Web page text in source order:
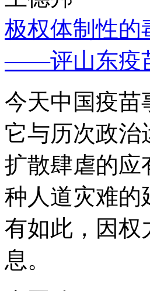
极权体制性的
——评山东疫
今天中国疫苗
它与历次政治
扩散肆虐的应
种人道灾难
有如此，因权
息。